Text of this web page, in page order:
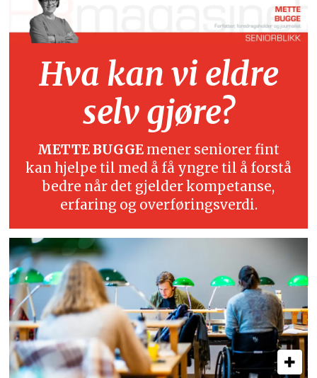
Hva kan vi eldre
selv gjøre?
METTE BUGGE mener seniorer fint
kan hjelpe til med å få yngre til å forstå
bedre når det gjelder kompetanse,
erfaring og overføringsverdi.